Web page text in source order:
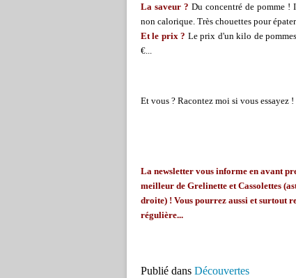
La saveur ? Du concentré de pomme !
non calorique. Très chouettes pour
Et le prix ? Le prix d'un kilo de
€...
Et vous ? Racontez moi si vous essayez !
La newsletter vous informe en avant
meilleur de Grelinette et Cassolettes
droite) ! Vous pourrez aussi et surtout
régulière...
Publié dans Découvertes